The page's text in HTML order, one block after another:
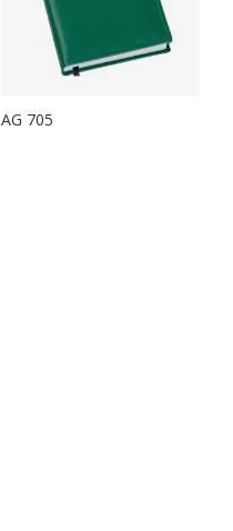
AG 705